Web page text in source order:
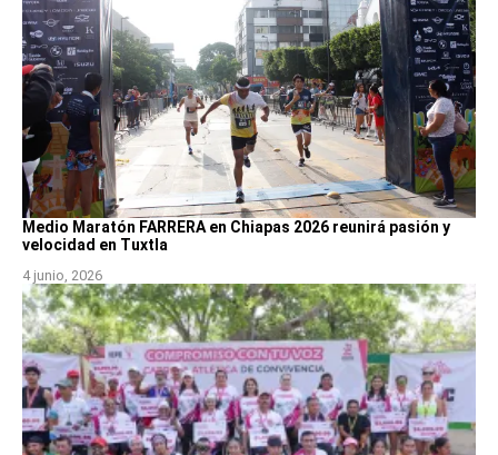
Medio Maratón FARRERA en Chiapas 2026 reunirá pasión y
velocidad en Tuxtla
4 junio, 2026